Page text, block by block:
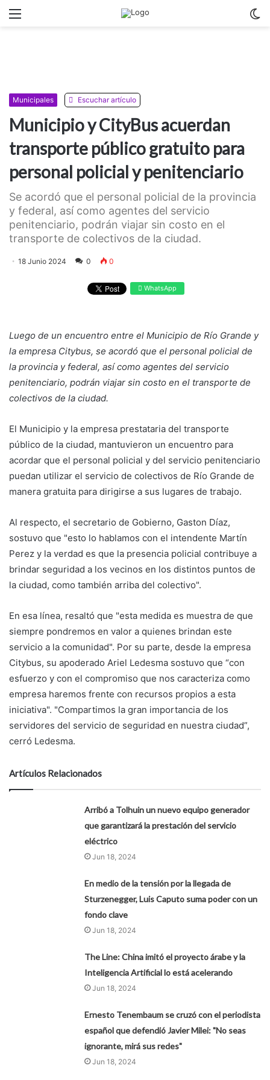
Municipales Escuchar artículo
Municipio y CityBus acuerdan
transporte público gratuito para
personal policial y penitenciario
Se acordó que el personal policial de la provincia
y federal, así como agentes del servicio
penitenciario, podrán viajar sin costo en el
transporte de colectivos de la ciudad.
18 Junio 2024 0 0
WhatsApp
Luego de un encuentro entre el Municipio de Río Grande y
la empresa Citybus, se acordó que el personal policial de
la provincia y federal, así como agentes del servicio
penitenciario, podrán viajar sin costo en el transporte de
colectivos de la ciudad.
El Municipio y la empresa prestataria del transporte
público de la ciudad, mantuvieron un encuentro para
acordar que el personal policial y del servicio penitenciario
puedan utilizar el servicio de colectivos de Río Grande de
manera gratuita para dirigirse a sus lugares de trabajo.
Al respecto, el secretario de Gobierno, Gaston Díaz,
sostuvo que "esto lo hablamos con el intendente Martín
Perez y la verdad es que la presencia policial contribuye a
brindar seguridad a los vecinos en los distintos puntos de
la ciudad, como también arriba del colectivo".
En esa línea, resaltó que "esta medida es muestra de que
siempre pondremos en valor a quienes brindan este
servicio a la comunidad". Por su parte, desde la empresa
Citybus, su apoderado Ariel Ledesma sostuvo que “con
esfuerzo y con el compromiso que nos caracteriza como
empresa haremos frente con recursos propios a esta
iniciativa". "Compartimos la gran importancia de los
servidores del servicio de seguridad en nuestra ciudad”,
cerró Ledesma.
Artículos Relacionados
Arribó a Tolhuin un nuevo equipo generador
que garantizará la prestación del servicio
eléctrico
Jun 18, 2024
En medio de la tensión por la llegada de
Sturzenegger, Luis Caputo suma poder con un
fondo clave
Jun 18, 2024
The Line: China imitó el proyecto árabe y la
Inteligencia Artificial lo está acelerando
Jun 18, 2024
Ernesto Tenembaum se cruzó con el periodista
español que defendió Javier Milei: "No seas
ignorante, mirá sus redes"
Jun 18, 2024